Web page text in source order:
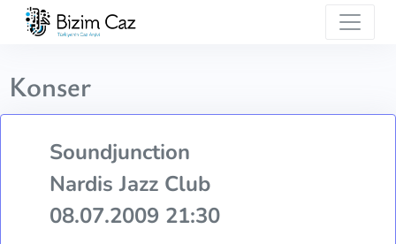
Konser
Soundjunction
Nardis Jazz Club
08.07.2009 21:30